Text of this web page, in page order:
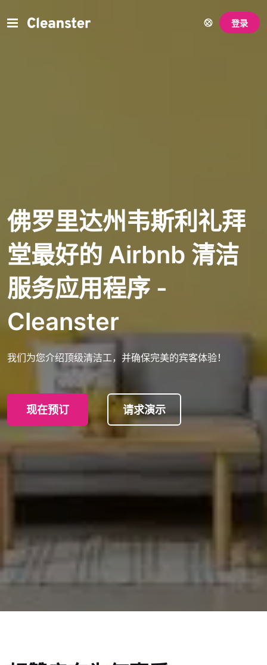
登录
佛罗里达州韦斯利礼拜
堂最好的 Airbnb 清洁
服务应用程序 -
Cleanster
我们为您介绍顶级清洁工，并确保完美的宾客体验！
现在预订 请求演示